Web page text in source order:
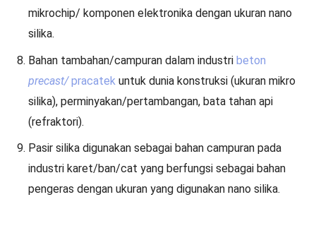
mikrochip/ komponen elektronika dengan ukuran nano
silika.
Bahan tambahan/campuran dalam industri beton
precast/pracatek untuk dunia konstruksi (ukuran mikro
silika), perminyakan/pertambangan, bata tahan api
(refraktori).
Pasir silika digunakan sebagai bahan campuran pada
industri karet/ban/cat yang berfungsi sebagai bahan
pengeras dengan ukuran yang digunakan nano silika.